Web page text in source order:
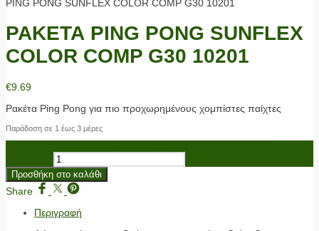
PING PONG SUNFLEX COLOR COMP G30 10201
ΡΑΚΕΤΑ PING PONG SUNFLEX
COLOR COMP G30 10201
€9.69
Ρακέτα Ping Pong για πιο προχωρημένους χομπίστες παίχτες
Παράδοση σε 1 έως 3 μέρες
Προσθήκη στο καλάθι
Share
Περιγραφή